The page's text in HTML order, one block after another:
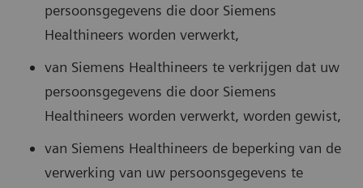
persoonsgegevens die door Siemens
Healthineers worden verwerkt,
van Siemens Healthineers te verkrijgen dat uw
persoonsgegevens die door Siemens
Healthineers worden verwerkt, worden gewist,
van Siemens Healthineers de beperking van de
verwerking van uw persoonsgegevens te